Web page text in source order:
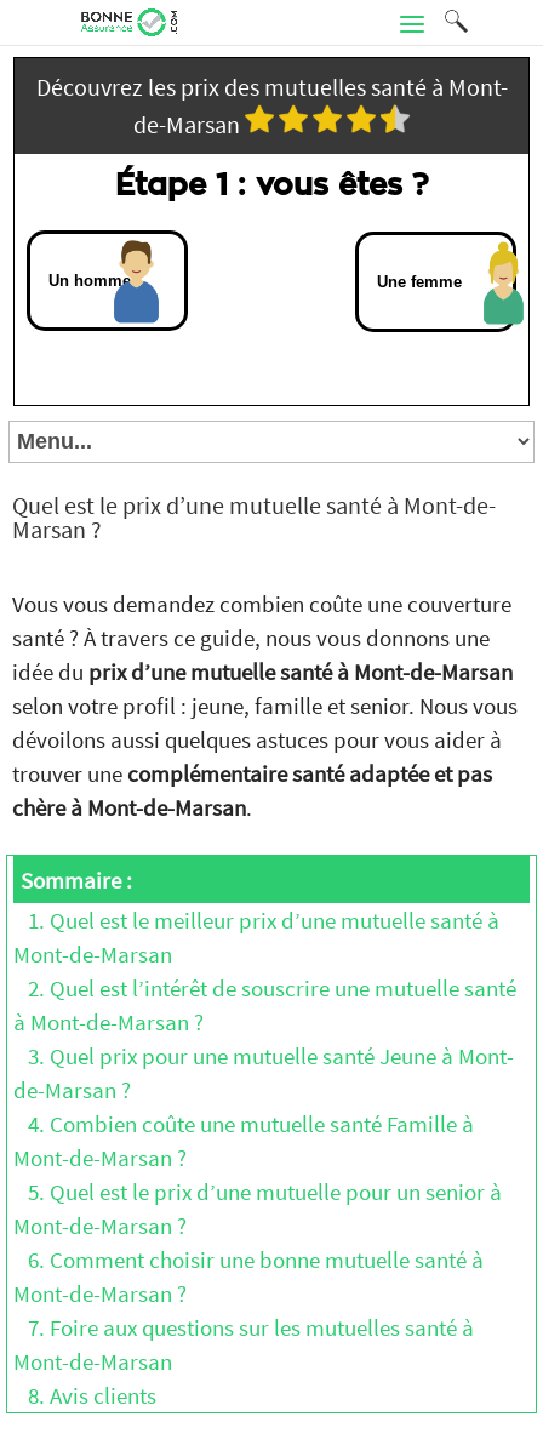
Découvrez les prix des mutuelles santé à Mont-
de-Marsan
Étape 1 : vous êtes ?
Un homme Une femme
Quel est le prix d’une mutuelle santé à Mont-de-
Marsan ?
Vous vous demandez combien coûte une couverture
santé ? À travers ce guide, nous vous donnons une
idée du prix d’une mutuelle santé à Mont-de-Marsan
selon votre profil : jeune, famille et senior. Nous vous
dévoilons aussi quelques astuces pour vous aider à
trouver une complémentaire santé adaptée et pas
chère à Mont-de-Marsan.
Sommaire :
1. Quel est le meilleur prix d’une mutuelle santé à
Mont-de-Marsan
2. Quel est l’intérêt de souscrire une mutuelle santé
à Mont-de-Marsan ?
3. Quel prix pour une mutuelle santé Jeune à Mont-
de-Marsan ?
4. Combien coûte une mutuelle santé Famille à
Mont-de-Marsan ?
5. Quel est le prix d’une mutuelle pour un senior à
Mont-de-Marsan ?
6. Comment choisir une bonne mutuelle santé à
Mont-de-Marsan ?
7. Foire aux questions sur les mutuelles santé à
Mont-de-Marsan
8. Avis clients